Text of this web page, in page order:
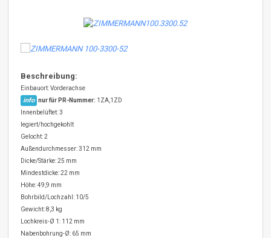
Beschreibung:
Einbauort: Vorderachse
info nur für PR-Nummer: 1ZA,1ZD
Innenbelüftet: 3
legiert/hochgekohlt
Gelocht: 2
Außendurchmesser: 312 mm
Dicke/Stärke: 25 mm
Mindestdicke: 22 mm
Höhe: 49,9 mm
Bohrbild/Lochzahl: 10/5
Gewicht: 8,3 kg
Lochkreis-Ø 1: 112 mm
Nabenbohrung-Ø: 65 mm